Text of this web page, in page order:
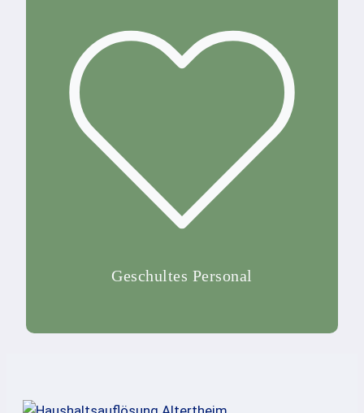
Geschultes Personal